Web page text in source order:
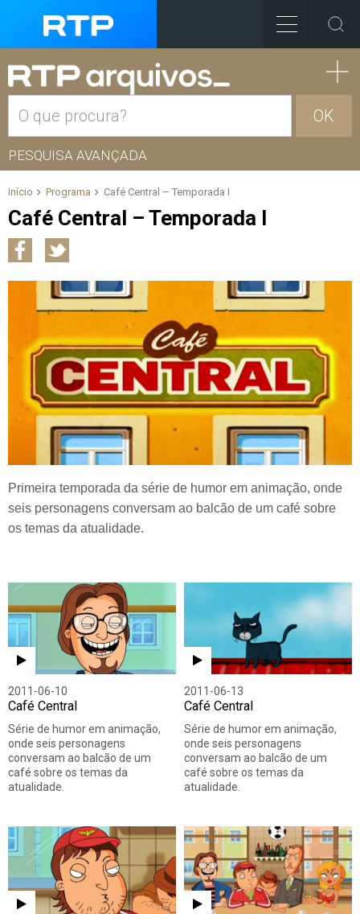
OK
PESQUISA AVANÇADA
Início Programa Café Central – Temporada I
Café Central – Temporada I
Primeira temporada da série de humor em animação, onde
seis personagens conversam ao balcão de um café sobre
os temas da atualidade.
2011-06-10
Café Central
Série de humor em animação,
onde seis personagens
conversam ao balcão de um
café sobre os temas da
atualidade.
2011-06-13
Café Central
Série de humor em animação,
onde seis personagens
conversam ao balcão de um
café sobre os temas da
atualidade.